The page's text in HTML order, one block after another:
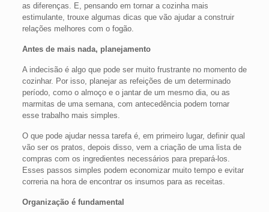
as diferenças. E, pensando em tornar a cozinha mais
estimulante, trouxe algumas dicas que vão ajudar a construir
relações melhores com o fogão.
Antes de mais nada, planejamento
A indecisão é algo que pode ser muito frustrante no momento de
cozinhar. Por isso, planejar as refeições de um determinado
período, como o almoço e o jantar de um mesmo dia, ou as
marmitas de uma semana, com antecedência podem tornar
esse trabalho mais simples.
O que pode ajudar nessa tarefa é, em primeiro lugar, definir qual
vão ser os pratos, depois disso, vem a criação de uma lista de
compras com os ingredientes necessários para prepará-los.
Esses passos simples podem economizar muito tempo e evitar
correria na hora de encontrar os insumos para as receitas.
Organização é fundamental